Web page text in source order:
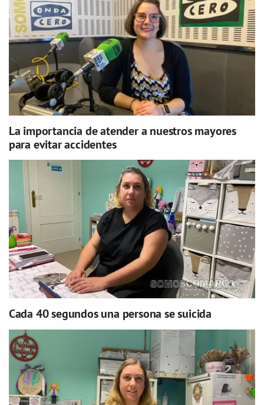
La importancia de atender a nuestros mayores
para evitar accidentes
Cada 40 segundos una persona se suicida